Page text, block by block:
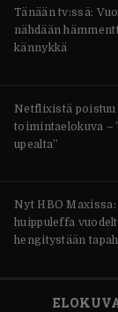
Tänään tv:ssä:
nähdään
kännykkä
Netflixistä
toimintaelokuva –
upealta”
Nyt HBO
huippuleffa
hengitystään